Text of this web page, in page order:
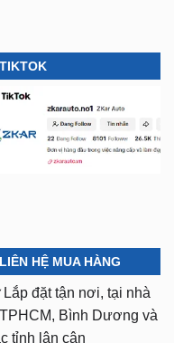
Lắp đặt tận nơi, tại nhà
TPHCM, Bình Dương và
tỉnh lân cận
AM - 18:00 PM (Cả